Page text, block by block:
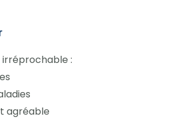
:
agréable